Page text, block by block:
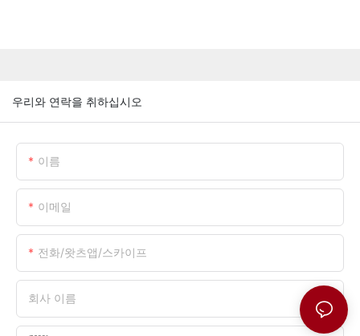
우리와 연락을 취하십시오
이름
이메일
전화/왓츠앱/스카이프
회사 이름